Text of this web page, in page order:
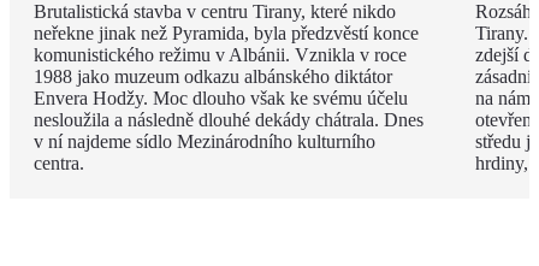
Brutalistická stavba v centru Tirany, které nikdo
neřekne jinak než Pyramida, byla předzvěstí konce
komunistického režimu v Albánii. Vznikla v roce
1988 jako muzeum odkazu albánského diktátor
Envera Hodžy. Moc dlouho však ke svému účelu
nesloužila a následně dlouhé dekády chátrala. Dnes
v ní najdeme sídlo Mezinárodního kulturního
centra.
Tirany.
zdejší
na
středu
hrdiny,